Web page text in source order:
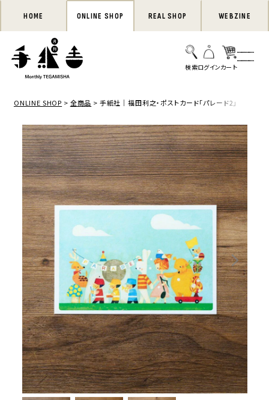
HOME ONLINE SHOP REAL SHOP WEBZINE
ONLINE SHOP 全商品 手紙社｜福田利之・ポストカード「パレード2」